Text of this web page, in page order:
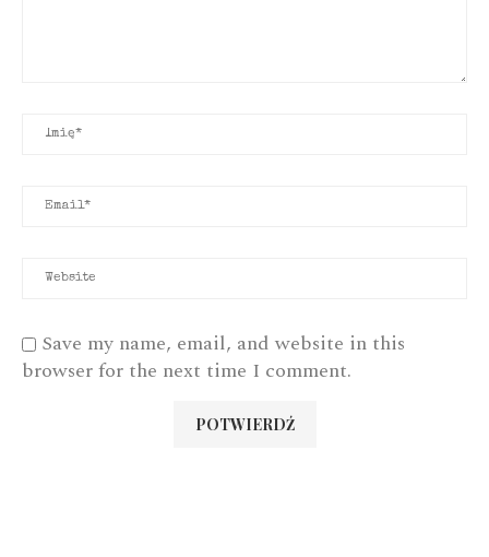
Save my name, email, and website in this
browser for the next time I comment.